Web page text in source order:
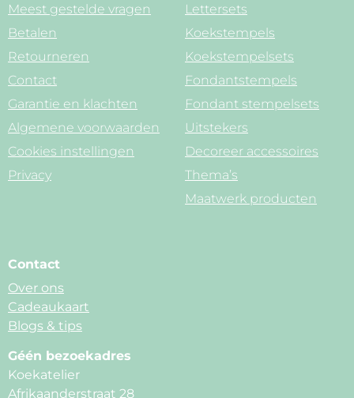
Meest gestelde vragen
Betalen
Retourneren
Contact
Garantie en klachten
Algemene voorwaarden
Cookies instellingen
Privacy
Lettersets
Koekstempels
Koekstempelsets
Fondantstempels
Fondant stempelsets
Uitstekers
Decoreer accessoires
Thema’s
Maatwerk producten
Contact
Over ons
Cadeaukaart
Blogs & tips
Géén bezoekadres
Koekatelier
Afrikaanderstraat 28